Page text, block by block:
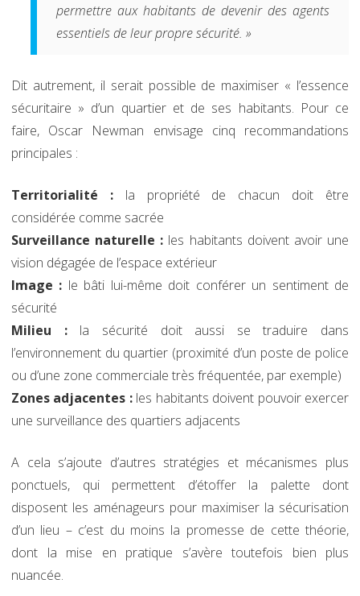
permettre aux habitants de devenir des agents
essentiels de leur propre sécurité. »
Dit autrement, il serait possible de maximiser « l’essence
sécuritaire » d’un quartier et de ses habitants. Pour ce
faire, Oscar Newman envisage cinq recommandations
principales :
Territorialité :la propriété de chacun doit être
considérée comme sacrée
Surveillance naturelle : les habitants doivent avoir une
vision dégagée de l’espace extérieur
Image : le bâti lui-même doit conférer un sentiment de
sécurité
Milieu :la sécurité doit aussi se traduire dans
l’environnement du quartier (proximité d’un poste de police
ou d’une zone commerciale très fréquentée, par exemple)
Zones adjacentes :les habitants doivent pouvoir exercer
une surveillance des quartiers adjacents
A cela s’ajoute d’autres stratégies et mécanismes plus
ponctuels, qui permettent d’étoffer la palette dont
disposent les aménageurs pour maximiser la sécurisation
d’un lieu – c’est du moins la promesse de cette théorie,
dont la mise en pratique s’avère toutefois bien plus
nuancée.